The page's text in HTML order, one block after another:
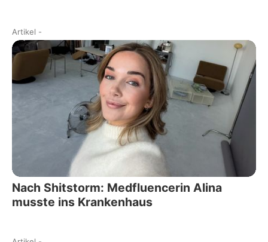
Artikel -
Nach Shitstorm: Medfluencerin Alina
musste ins Krankenhaus